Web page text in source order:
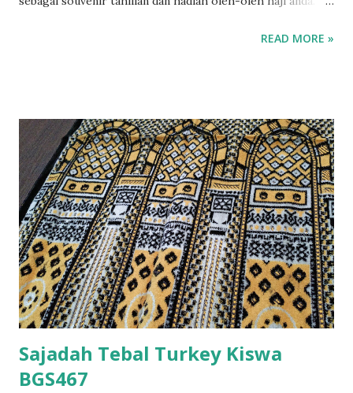
READ MORE »
Sajadah Tebal Turkey Kiswa
BGS467